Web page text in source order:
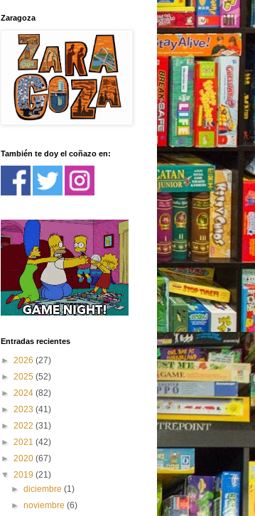
Zaragoza
También te doy el coñazo en:
Entradas recientes
► 2026 (27)
► 2025 (52)
► 2024 (82)
► 2023 (41)
► 2022 (31)
► 2021 (42)
► 2020 (67)
▼ 2019 (21)
► diciembre (1)
► noviembre (6)